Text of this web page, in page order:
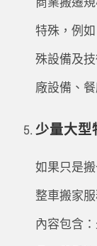
商業搬遷
特殊，例
殊設備及
廠設備、
少量大型
如果只是
整車搬家
內容包含